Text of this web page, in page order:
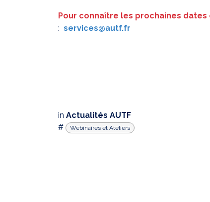
Pour connaître les prochaines
: services@autf.fr
in Actualités AUTF
#
Webinaires et Ateliers